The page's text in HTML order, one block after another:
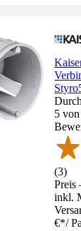
5
(3)
Preis
inkl.
€*/